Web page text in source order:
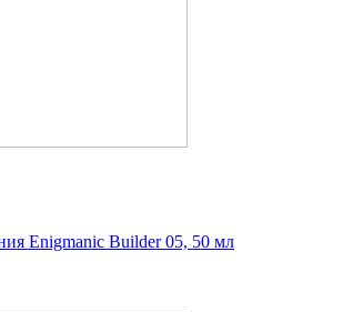
Enigmanic Builder 05, 50 мл